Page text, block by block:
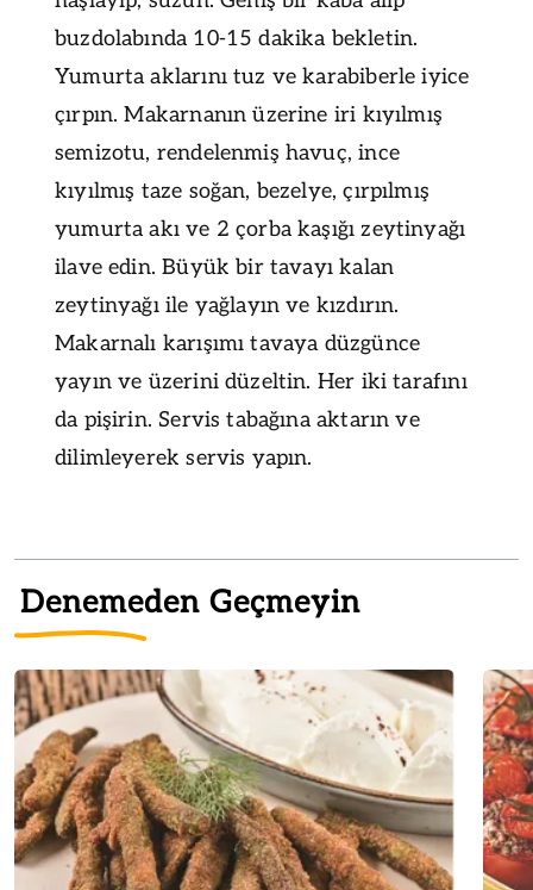
buzdolabında 10-15 dakika bekletin.
Yumurta aklarını tuz ve karabiberle iyice
çırpın. Makarnanın üzerine iri kıyılmış
semizotu, rendelenmiş havuç, ince
kıyılmış taze soğan, bezelye, çırpılmış
yumurta akı ve 2 çorba kaşığı zeytinyağı
ilave edin. Büyük bir tavayı kalan
zeytinyağı ile yağlayın ve kızdırın.
Makarnalı karışımı tavaya düzgünce
yayın ve üzerini düzeltin. Her iki tarafını
da pişirin. Servis tabağına aktarın ve
dilimleyerek servis yapın.
Denemeden Geçmeyin